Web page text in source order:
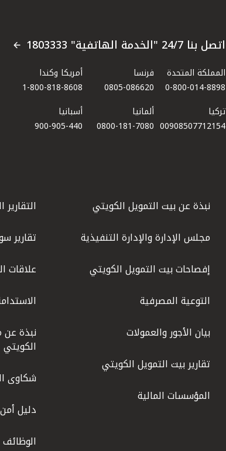
اتصل بنا 24/7 "الخدمة الهاتفية" 1803333
المملكة المتحدة
0-800-014-8898
فرنسا
0805-086620
أمريكا وكندا
1-800-818-8608
تركيا
00908507712154​
ألمانيا
0800-181-7080
أسبانيا
900-905-440
نبذة عن بيت التمويل الكويتي
مجلس الإدارة والإدارة التنفيذية
إفصاحات بيت التمويل الكويتي
التوعية المصرفية
بيان الأجور والعمولات
تقارير بيت التمويل الكويتي
المؤسسات المالية
التقارير
تقارير
علاقات
نبذة عن
الكويتي
شكاوى
دليل
الوظائف